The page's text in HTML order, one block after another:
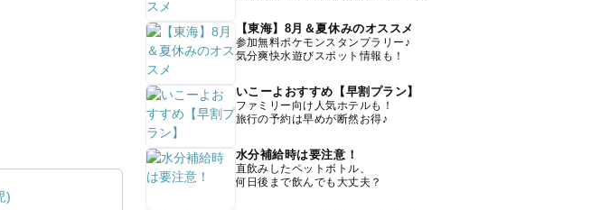
)
【東海】8月＆夏休みのオススメ
参加無料ポケモンスタンプラリー♪
気分爽快水遊びスポット情報も！
いこーよおすすめ【早割プラン】
ファミリー向け人気ホテルも！
旅行の予約は早めが断然お得♪
水分補給時は要注意！
直飲みしたペットボトル、
何日後まで飲んでも大丈夫？